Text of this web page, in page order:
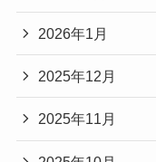
2026年1月
2025年12月
2025年11月